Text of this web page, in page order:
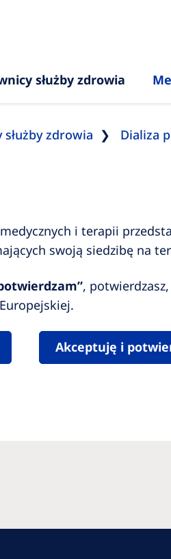
służby zdrowia
służby zdrowia Dializa
i terapii
swoją siedzibę na
,
Akceptuję i